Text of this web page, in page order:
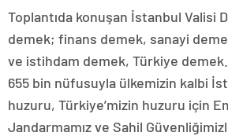
Toplantıda konuşan İstanbul Valisi
demek; finans demek, sanayi
ve istihdam demek, Türkiye
655 bin nüfusuyla ülkemizin kalbi
huzuru, Türkiye’mizin huzuru için
Jandarmamız ve Sahil